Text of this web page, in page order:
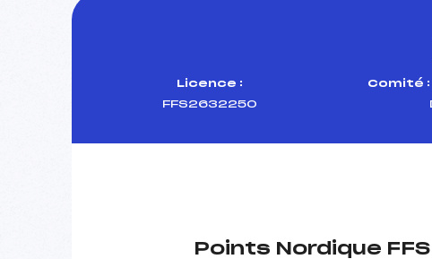
Licence :
FFS2632250
Comité :
Points Nordique